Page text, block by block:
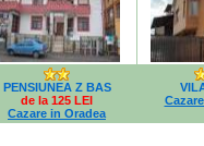
PENSIUNEA Z BAS
de la 125 LEI
Cazare in Oradea